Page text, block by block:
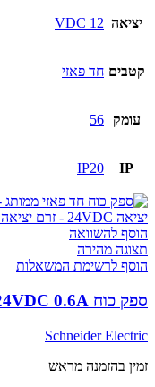
יציאה 12 VDC
קטבים חד פאזי
עומק 56
IP
IP20
הוסף להשוואה
תצוגה מהירה
הוסף לרשימת המשאלות
ספק כוח 240VAC/24VDC 0.6A
Schneider Electric
זמין בהזמנה מראש